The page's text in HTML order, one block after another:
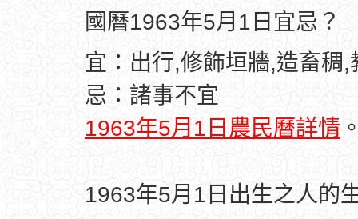
國曆1963年5月1日宜忌？
宜：出行,修飾垣牆,造畜稠
忌：諸事不宜
1963年5月1日農民曆詳情
1963年5月1日出生之人的